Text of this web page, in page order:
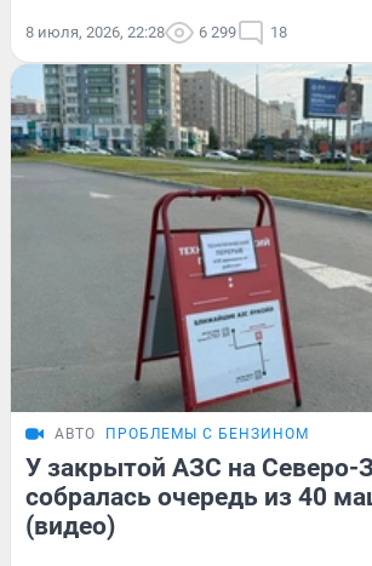
8 июля, 2026, 22:28 6 299 18
АВТО ПРОБЛЕМЫ С БЕНЗИНОМ
У закрытой АЗС на Северо-
собралась очередь из 40
(видео)